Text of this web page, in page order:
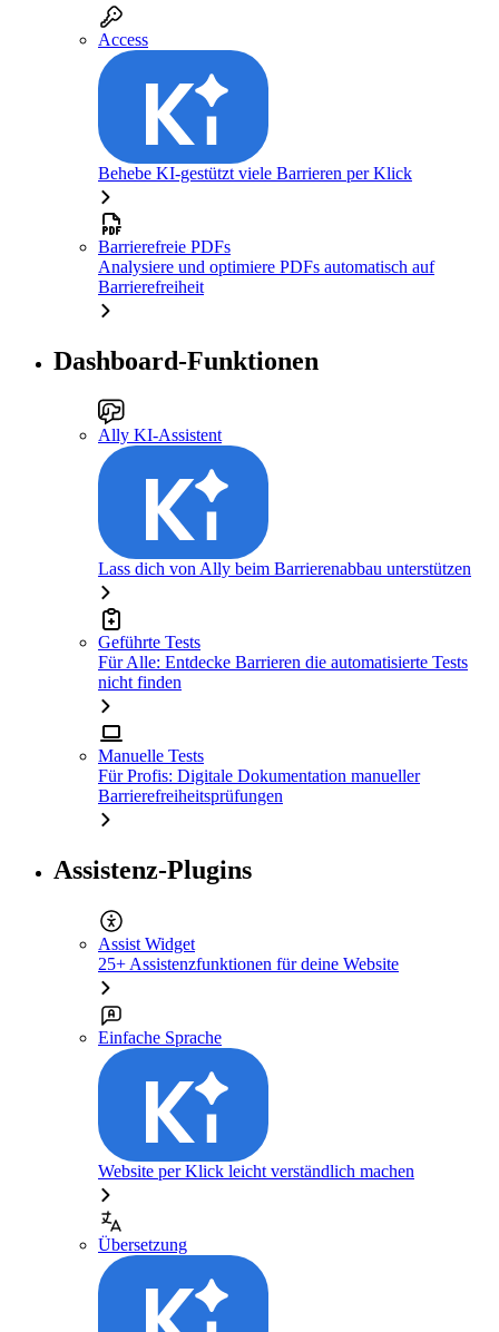
Access
Behebe KI-gestützt viele Barrieren per Klick
Barrierefreie PDFs
Analysiere und optimiere PDFs automatisch auf
Barrierefreiheit
Dashboard-Funktionen
Ally KI-Assistent
Lass dich von Ally beim Barrierenabbau unterstützen
Geführte Tests
Für Alle: Entdecke Barrieren die automatisierte Tests
nicht finden
Manuelle Tests
Für Profis: Digitale Dokumentation manueller
Barrierefreiheitsprüfungen
Assistenz-Plugins
Assist Widget
25+ Assistenzfunktionen für deine Website
Einfache Sprache
Website per Klick leicht verständlich machen
Übersetzung